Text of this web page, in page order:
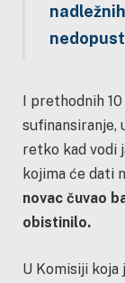
I prethodnih
sufinansiranje,
retko kad vodi
kojima će dati
novac čuvao
obistinilo.
U Komisiji koja